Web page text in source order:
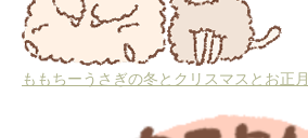
ももちーうさぎの冬とクリスマスとお正月